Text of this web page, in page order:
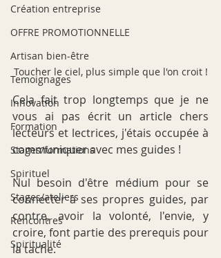
Création entreprise
OFFRE PROMOTIONNELLE
Artisan bien-être
Temoignages
Innovation
Formation
Stages/formations
Spirituel
Stages/ateliers
Rencontres
Spiritualité
Toucher le ciel, plus simple que l'on croit !
Cela fait trop longtemps que je ne
vous ai pas écrit un article chers
lecteurs et lectrices, j'étais occupée à
communiquer avec mes guides !
Nul besoin d'être médium pour se
connecter à ses propres guides, par
contre, avoir la volonté, l'envie, y
croire, font partie des prerequis pour
la tache.